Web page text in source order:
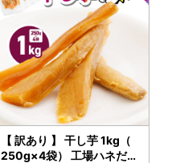
【 訳あり 】 干し芋 1kg（
250g×4袋） 工場ハネだ